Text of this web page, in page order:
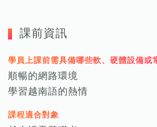
課前資訊
學員上課前需具備哪些軟、硬體設備或
順暢的網路環境
學習越南語的熱情
課程適合對象